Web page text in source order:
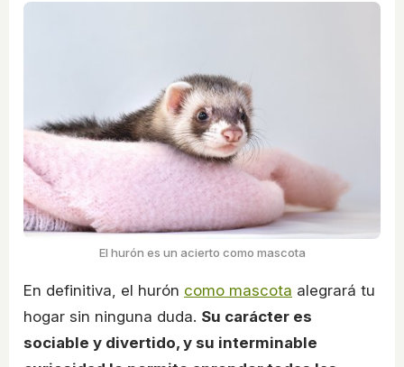
El hurón es un acierto como mascota
En definitiva, el hurón como mascota alegrará tu
hogar sin ninguna duda. Su carácter es
sociable y divertido, y su interminable